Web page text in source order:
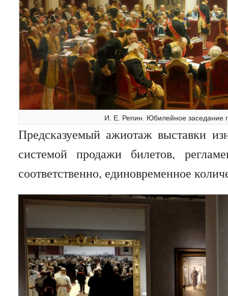
И. Е. Репин. Юбилейное заседание
Предсказуемый ажиотаж выставки
системой продажи билетов,
соответственно, единовременное